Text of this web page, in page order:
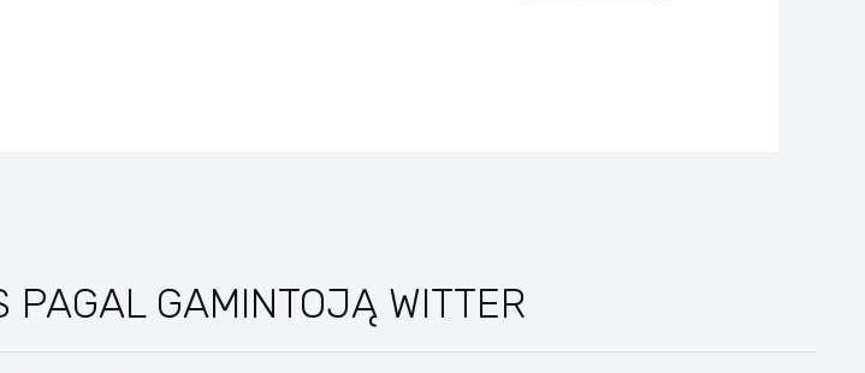
PAGAL GAMINTOJĄ WITTER